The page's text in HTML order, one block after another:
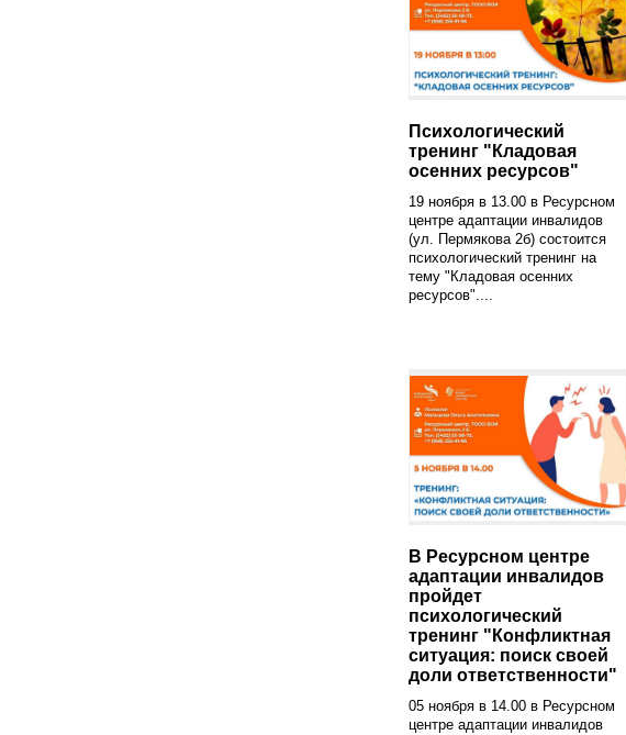
Психологический
тренинг "Кладовая
осенних ресурсов"
19 ноября в 13.00 в Ресурсном
центре адаптации инвалидов
(ул. Пермякова 2б) состоится
психологический тренинг на
тему "Кладовая осенних
ресурсов"....
В Ресурсном центре
адаптации инвалидов
пройдет
психологический
тренинг "Конфликтная
ситуация: поиск своей
доли ответственности"
05 ноября в 14.00 в Ресурсном
центре адаптации инвалидов